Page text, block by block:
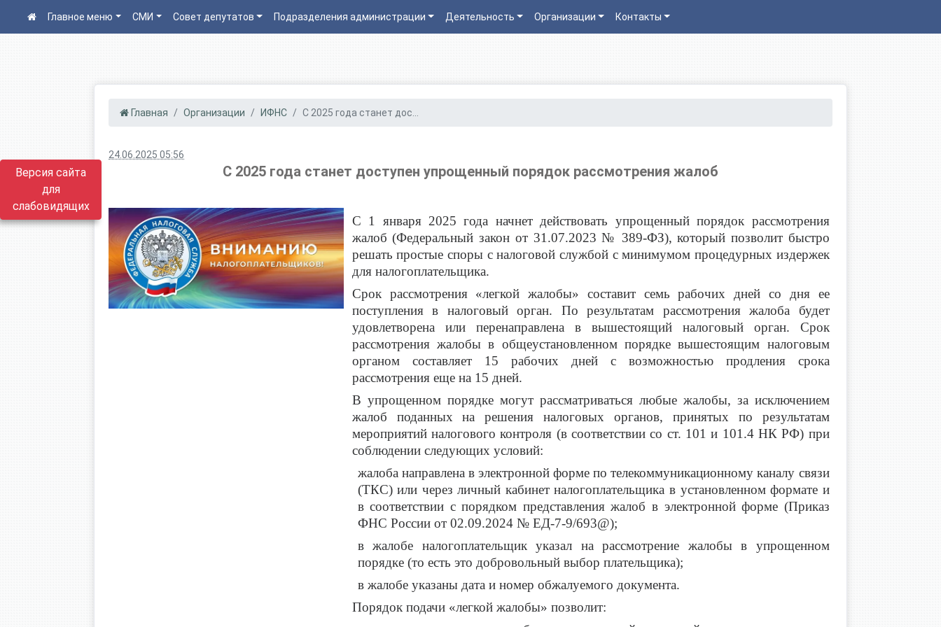
Версия сайта
для
слабовидящих
Главное меню СМИ Совет депутатов Подразделения администрации Деятельность Организации Контакты
Главная Организации ИФНС С 2025 года станет дос...
24.06.2025 05:56
С 2025 года станет доступен упрощенный порядок рассмотрения жалоб
С 1 января 2025 года начнет действовать упрощенный порядок рассмотрения
жалоб (Федеральный закон от 31.07.2023 № 389-ФЗ), который позволит быстро
решать простые споры с налоговой службой с минимумом процедурных издержек
для налогоплательщика.
Срок рассмотрения «легкой жалобы» составит семь рабочих дней со дня ее
поступления в налоговый орган. По результатам рассмотрения жалоба будет
удовлетворена или перенаправлена в вышестоящий налоговый орган. Срок
рассмотрения жалобы в общеустановленном порядке вышестоящим налоговым
органом составляет 15 рабочих дней с возможностью продления срока
рассмотрения еще на 15 дней.
В упрощенном порядке могут рассматриваться любые жалобы, за исключением
жалоб поданных на решения налоговых органов, принятых по результатам
мероприятий налогового контроля (в соответствии со ст. 101 и 101.4 НК РФ) при
соблюдении следующих условий:
жалоба направлена в электронной форме по телекоммуникационному каналу связи
(ТКС) или через личный кабинет налогоплательщика в установленном формате и
в соответствии с порядком представления жалоб в электронной форме (Приказ
ФНС России от 02.09.2024 № ЕД-7-9/693@);
в жалобе налогоплательщик указал на рассмотрение жалобы в упрощенном
порядке (то есть это добровольный выбор плательщика);
в жалобе указаны дата и номер обжалуемого документа.
Порядок подачи «легкой жалобы» позволит: